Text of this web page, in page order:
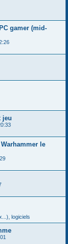
gamer (mid-
jeu
le
logiciels